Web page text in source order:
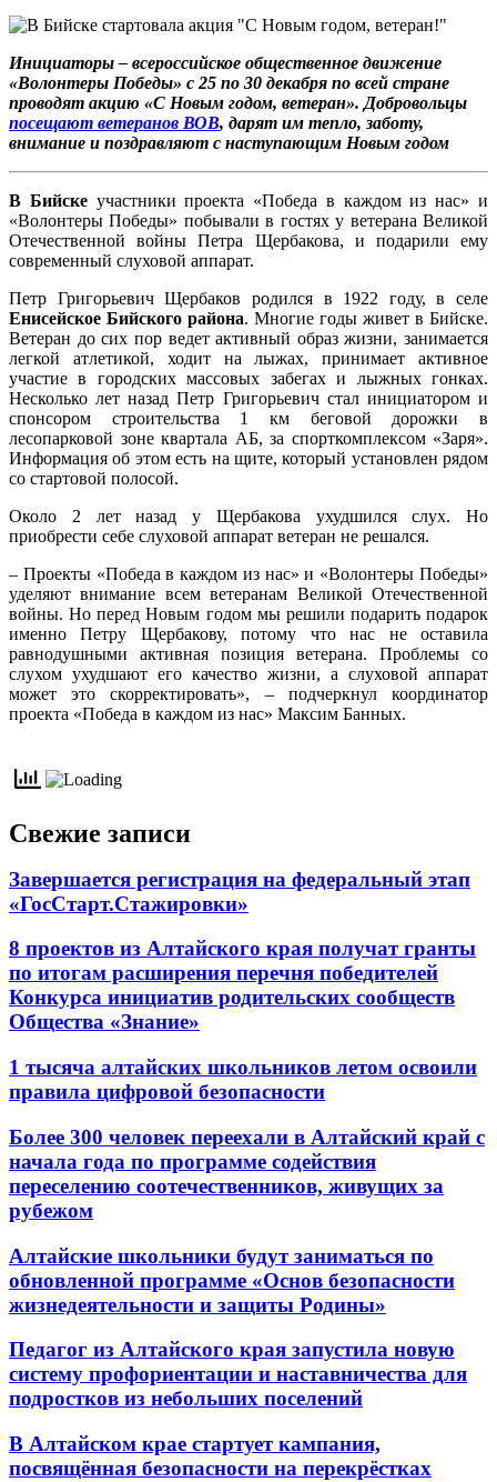
Инициаторы – всероссийское общественное движение
«Волонтеры Победы» с 25 по 30 декабря по всей стране
проводят акцию «С Новым годом, ветеран». Добровольцы
посещают ветеранов ВОВ, дарят им тепло, заботу,
внимание и поздравляют с наступающим Новым годом
В Бийскеучастники проекта «Победа в каждом из нас» и
«Волонтеры Победы» побывали в гостях у ветерана Великой
Отечественной войны Петра Щербакова, и подарили ему
современный слуховой аппарат.
Петр Григорьевич Щербаков родился в 1922 году, в селе
Енисейское Бийского района. Многие годы живет в Бийске.
Ветеран до сих пор ведет активный образ жизни, занимается
легкой атлетикой, ходит на лыжах, принимает активное
участие в городских массовых забегах и лыжных гонках.
Несколько лет назад Петр Григорьевич стал инициатором и
спонсором строительства 1 км беговой дорожки в
лесопарковой зоне квартала АБ, за спорткомплексом «Заря».
Информация об этом есть на щите, который установлен рядом
со стартовой полосой.
Около 2 лет назад у Щербакова ухудшился слух. Но
приобрести себе слуховой аппарат ветеран не решался.
– Проекты «Победа в каждом из нас» и «Волонтеры Победы»
уделяют внимание всем ветеранам Великой Отечественной
войны. Но перед Новым годом мы решили подарить подарок
именно Петру Щербакову, потому что нас не оставила
равнодушными активная позиция ветерана. Проблемы со
слухом ухудшают его качество жизни, а слуховой аппарат
может это скорректировать», – подчеркнул координатор
проекта «Победа в каждом из нас» Максим Банных.
Свежие записи
Завершается регистрация на федеральный этап
«ГосСтарт.Стажировки»
8 проектов из Алтайского края получат гранты
по итогам расширения перечня победителей
Конкурса инициатив родительских сообществ
Общества «Знание»
1 тысяча алтайских школьников летом освоили
правила цифровой безопасности
Более 300 человек переехали в Алтайский край с
начала года по программе содействия
переселению соотечественников, живущих за
рубежом
Алтайские школьники будут заниматься по
обновленной программе «Основ безопасности
жизнедеятельности и защиты Родины»
Педагог из Алтайского края запустила новую
систему профориентации и наставничества для
подростков из небольших поселений
В Алтайском крае стартует кампания,
посвящённая безопасности на перекрёстках